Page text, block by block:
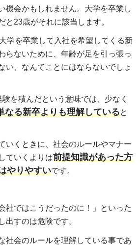
機会かもしれません。大学を卒業し
と23歳がそれに該当します。
学を卒業して入社を希望してくる新
らないために、年齢が足を引っ張っ
い、なんてことにはならないでしょ
を積んだという意味では、少なく
なる新卒よりも理解していると
いくときに、社会のルールやマナー
ていくよりは前提知識があった方
やりやすいです。
社ではこうだったのに！」といった
出すのは危険です。
社会のルールを理解している事であ